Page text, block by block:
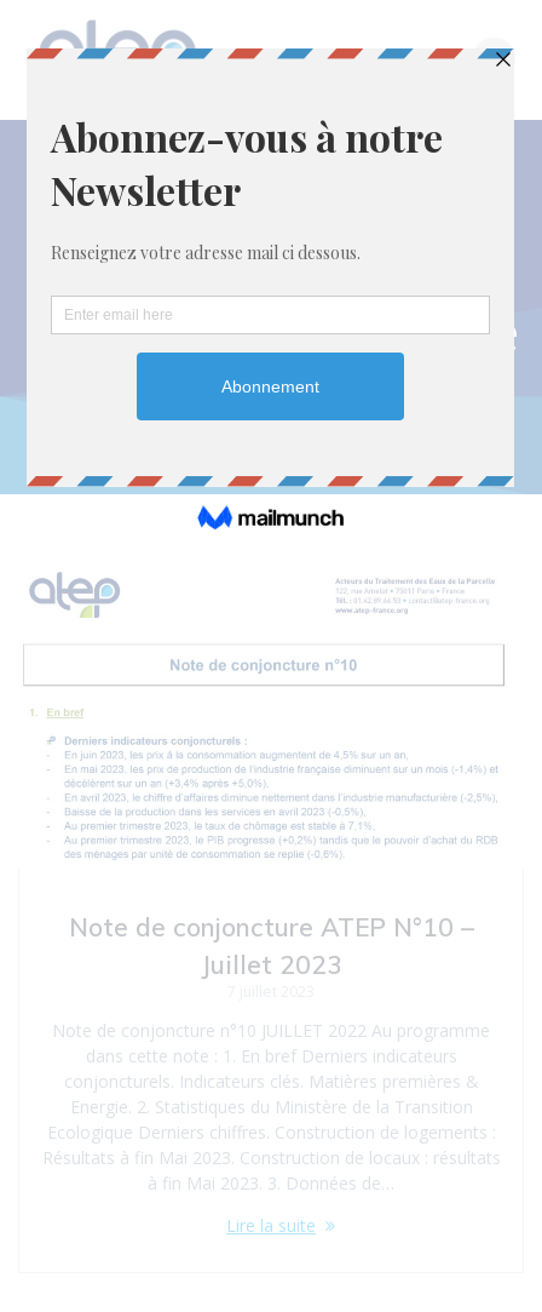
contenu
Étiquette :
Conjoncture de
l’artisanat – 4ème
trimestre 2022
Note de conjoncture ATEP N°10 –
Juillet 2023
Note de conjoncture n°10 JUILLET 2022 Au programme
dans cette note : 1. En bref Derniers indicateurs
conjoncturels. Indicateurs clés. Matières premières &
Energie. 2. Statistiques du Ministère de la Transition
Ecologique Derniers chiffres. Construction de logements :
Résultats à fin Mai 2023. Construction de locaux : résultats
à fin Mai 2023. 3. Données de…
Lire la suite